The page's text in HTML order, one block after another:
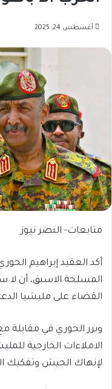
أغسطس 24, 2025
متابعات- النصر نيوز
أكد العقيد إبراهيم
المسلحة الاسبق، أن لا
القضاء على مليشيا
وبرر الحوري في مقابلة
الاملاءات الخارجية
لإنهاك الجيش وتفكيك